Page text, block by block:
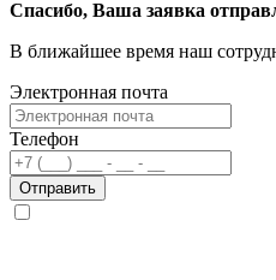
Спасибо, Ваша заявка
В ближайшее время наш
Электронная почта
Телефон
Отправить